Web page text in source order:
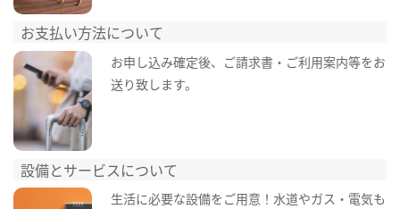
お支払い方法について
お申し込み確定後、ご請求書・ご利用案内等をお
送り致します。
設備とサービスについて
生活に必要な設備をご用意！水道やガス・電気も